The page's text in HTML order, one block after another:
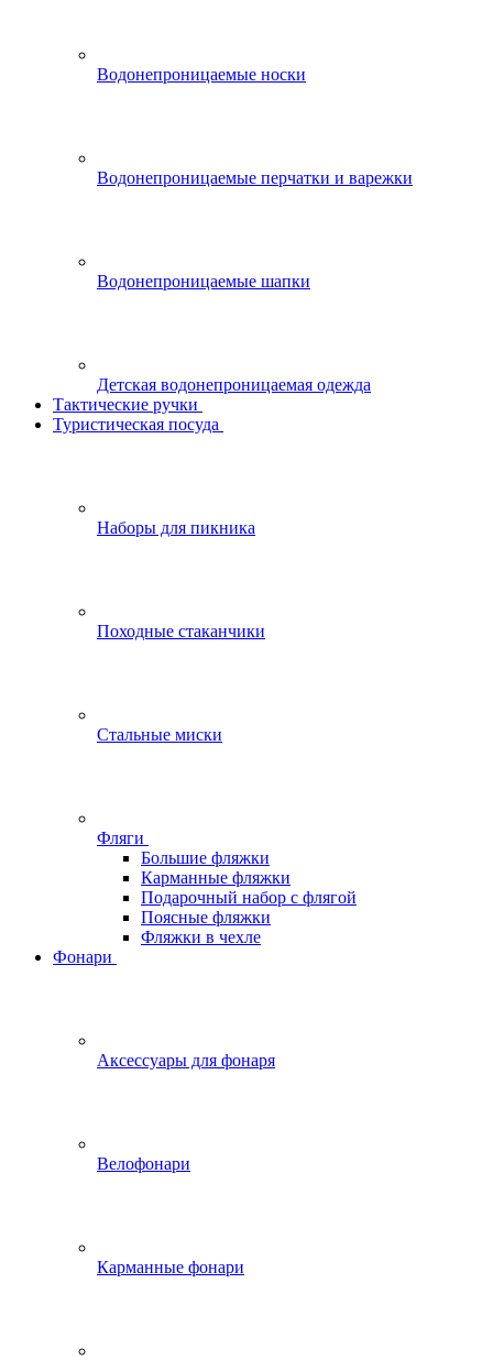
Водонепроницаемые носки
Водонепроницаемые перчатки и варежки
Водонепроницаемые шапки
Детская водонепроницаемая одежда
Тактические ручки
Туристическая посуда
Наборы для пикника
Походные стаканчики
Стальные миски
Фляги
Большие фляжки
Карманные фляжки
Подарочный набор с флягой
Поясные фляжки
Фляжки в чехле
Фонари
Аксессуары для фонаря
Велофонари
Карманные фонари